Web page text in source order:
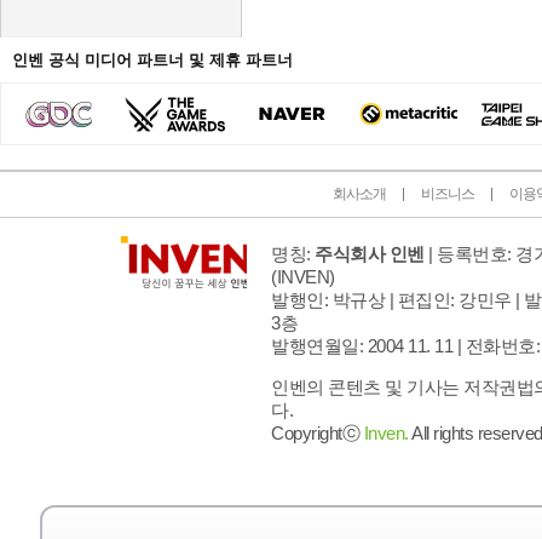
인벤 공식 미디어 파트너 및 제휴 파트너
회사소개 비즈니스 이용
명칭: 주식회사 인벤 | 등록번호: 경
(INVEN)
발행인: 박규상 | 편집인: 강민우 |
3층
발행연월일: 2004 11. 11 | 전화번호
인벤의 콘텐츠 및 기사는 저작권
다.
Copyrightⓒ Inven.All rights